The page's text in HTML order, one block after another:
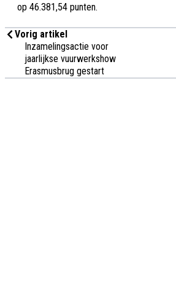
op 46.381,54 punten.
Vorig artikel
Inzamelingsactie voor
jaarlijkse vuurwerkshow
Erasmusbrug gestart